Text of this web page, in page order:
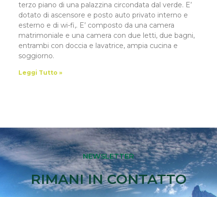
terzo piano di una palazzina circondata dal verde. E’
dotato di ascensore e posto auto privato interno e
esterno e di wi-fi,. E’ composto da una camera
matrimoniale e una camera con due letti, due bagni,
entrambi con doccia e lavatrice, ampia cucina e
soggiorno.
Leggi Tutto »
NEWSLETTER
RIMANI IN CONTATTO